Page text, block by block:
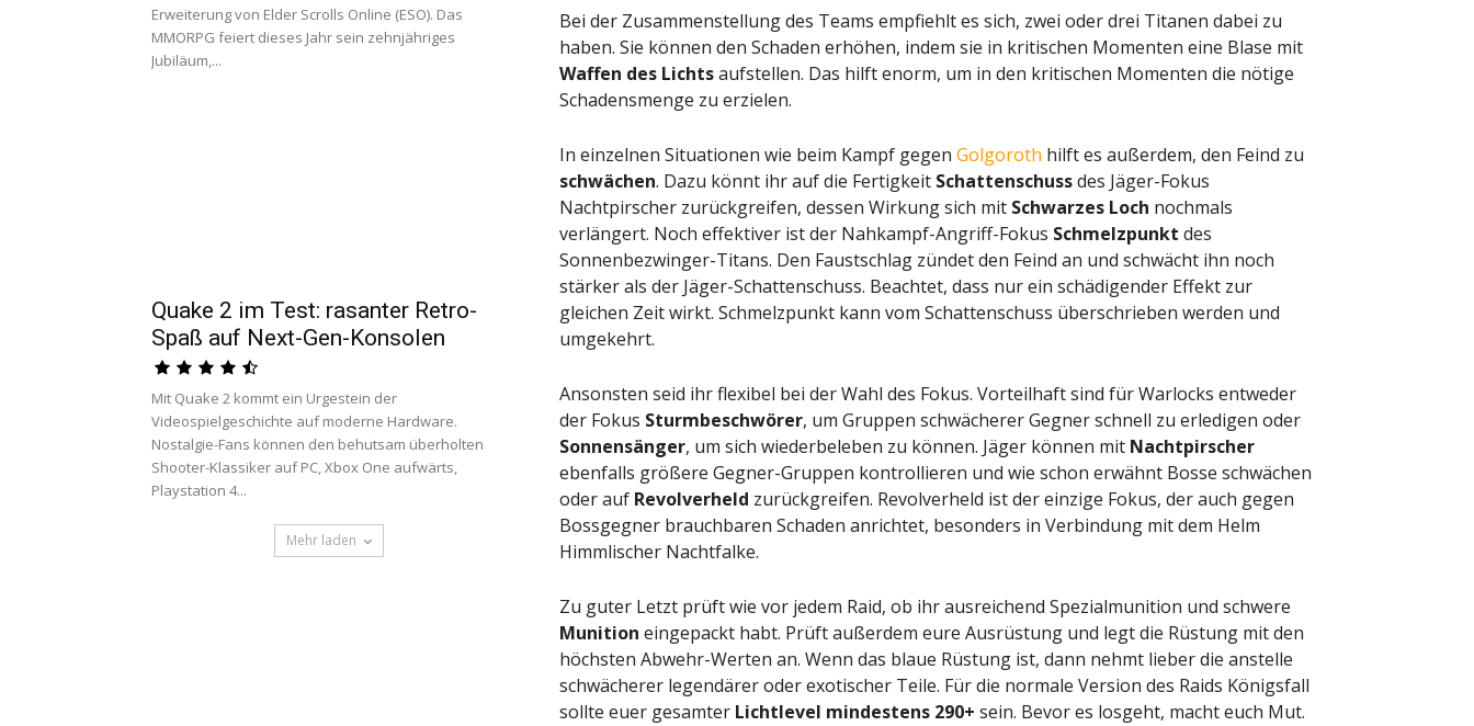
Bei der Zusammenstellung des Teams empfiehlt es sich, zwei oder drei Titanen dabei zu
haben. Sie können den Schaden erhöhen, indem sie in kritischen Momenten eine Blase mit
Waffen des Lichtsaufstellen. Das hilft enorm, um in den kritischen Momenten die nötige
Schadensmenge zu erzielen.
In einzelnen Situationen wie beim Kampf gegen Golgoroth hilft es außerdem, den Feind zu
schwächen. Dazu könnt ihr auf die Fertigkeit Schattenschussdes Jäger-Fokus
Nachtpirscher zurückgreifen, dessen Wirkung sich mit Schwarzes Loch nochmals
verlängert. Noch effektiver ist der Nahkampf-Angriff-Fokus Schmelzpunkt des
Sonnenbezwinger-Titans. Den Faustschlag zündet den Feind an und schwächt ihn noch
stärker als der Jäger-Schattenschuss. Beachtet, dass nur ein schädigender Effekt zur
gleichen Zeit wirkt. Schmelzpunkt kann vom Schattenschuss überschrieben werden und
umgekehrt.
Ansonsten seid ihr flexibel bei der Wahl des Fokus. Vorteilhaft sind für Warlocks entweder
der Fokus Sturmbeschwörer, um Gruppen schwächerer Gegner schnell zu erledigen oder
Sonnensänger, um sich wiederbeleben zu können. Jäger können mit Nachtpirscher
ebenfalls größere Gegner-Gruppen kontrollieren und wie schon erwähnt Bosse schwächen
oder auf Revolverheld zurückgreifen. Revolverheld ist der einzige Fokus, der auch gegen
Bossgegner brauchbaren Schaden anrichtet, besonders in Verbindung mit dem Helm
Himmlischer Nachtfalke.
Zu guter Letzt prüft wie vor jedem Raid, ob ihr ausreichend Spezialmunition und schwere
Munition eingepackt habt. Prüft außerdem eure Ausrüstung und legt die Rüstung mit den
höchsten Abwehr-Werten an. Wenn das blaue Rüstung ist, dann nehmt lieber die anstelle
schwächerer legendärer oder exotischer Teile. Für die normale Version des Raids Königsfall
sollte euer gesamter Lichtlevel mindestens 290+ sein. Bevor es losgeht, macht euch Mut.
Erweiterung von Elder Scrolls Online (ESO). Das
MMORPG feiert dieses Jahr sein zehnjähriges
Jubiläum,...
Quake 2 im Test: rasanter Retro-
Spaß auf Next-Gen-Konsolen
Mit Quake 2 kommt ein Urgestein der
Videospielgeschichte auf moderne Hardware.
Nostalgie-Fans können den behutsam überholten
Shooter-Klassiker auf PC, Xbox One aufwärts,
Playstation 4...
Mehr laden